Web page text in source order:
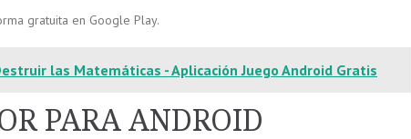
gratuita en Google Play.
las Matemáticas - Aplicación Juego Android Gratis
PARA ANDROID